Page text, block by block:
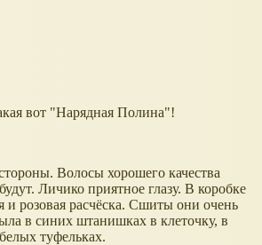
вот "Нарядная Полина"!
Волосы хорошего качества
Личико приятное глазу. В коробке
и розовая расчёска. Сшиты они очень
в синих штанишках в клеточку, в
туфельках.